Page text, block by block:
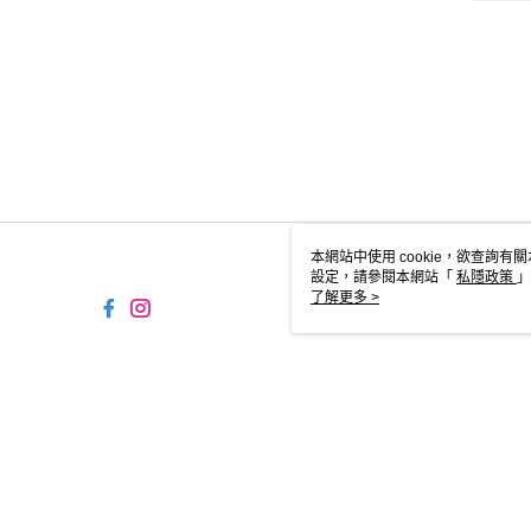
本網站中使用 cookie，欲查詢有
設定，請參閱本網站「 私隱政策
用 cookie。
了解更多 >